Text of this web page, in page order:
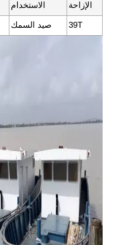
الإزاحة الاستخدام
39T صيد السمك